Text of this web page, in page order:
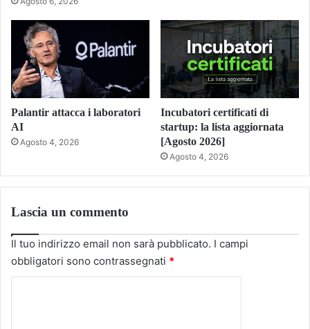
Palantir attacca i laboratori
AI
Agosto 4, 2026
Incubatori certificati di
startup: la lista aggiornata
[Agosto 2026]
Agosto 4, 2026
Lascia un commento
Il tuo indirizzo email non sarà pubblicato. I campi
obbligatori sono contrassegnati *